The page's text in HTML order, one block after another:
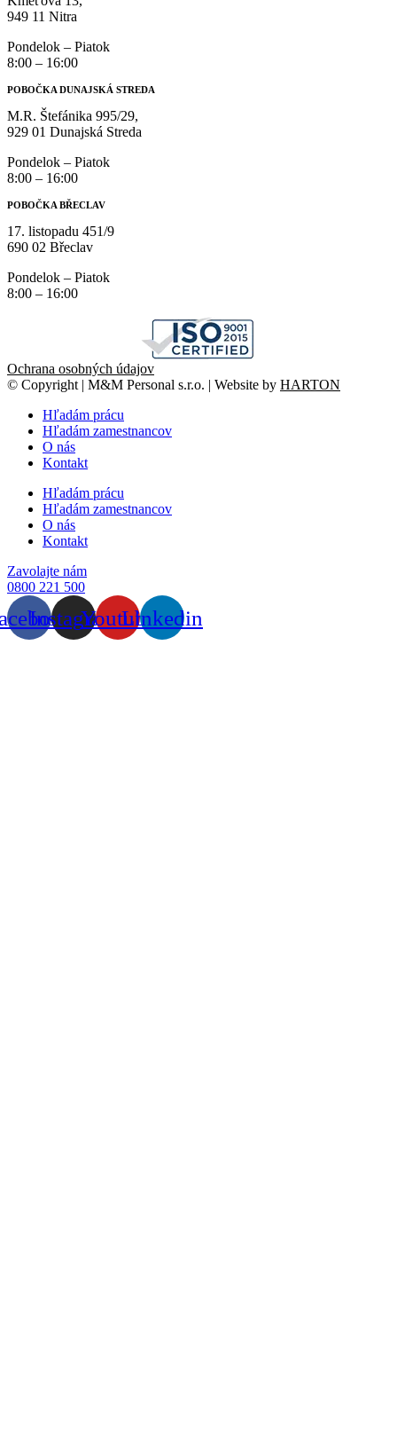
949 11 Nitra
Pondelok – Piatok
8:00 – 16:00
POBOČKA DUNAJSKÁ STREDA
M.R. Štefánika 995/29,
929 01 Dunajská Streda
Pondelok – Piatok
8:00 – 16:00
POBOČKA BŘECLAV
17. listopadu 451/9
690 02 Břeclav
Pondelok – Piatok
8:00 – 16:00
Ochrana osobných údajov
© Copyright | M&M Personal s.r.o. | Website by HARTON
Hľadám prácu
Hľadám zamestnancov
O nás
Kontakt
Hľadám prácu
Hľadám zamestnancov
O nás
Kontakt
Zavolajte nám
0800 221 500
InstagramYoutubeLinkedin